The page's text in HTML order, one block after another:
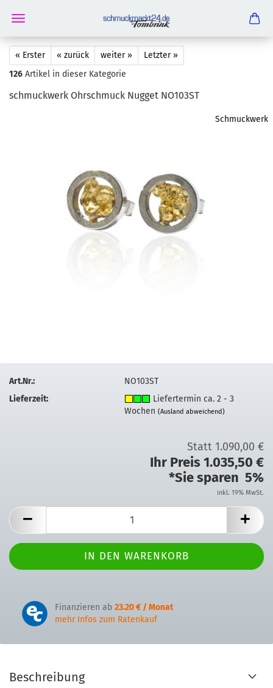
« Erster « zurück weiter »
Letzter »
126 Artikel in dieser Kategorie
schmuck­werk Ohr­schmuck Nug­get NO103ST
Schmuckwerk
Art.Nr.:
NO103ST
Lieferzeit:
Liefertermin ca. 2 - 3
Wochen(Ausland abweichend)
Statt 1.090,00 €
Ihr Preis 1.035,50 €
*Sie sparen 5%
inkl. 19% MwSt.
Finanzieren ab 23.20 € / Monat
mehr Infos zum Ratenkauf
Beschreibung